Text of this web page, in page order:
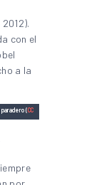
con el
a la
(CC